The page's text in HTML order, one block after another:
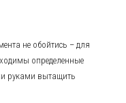
не обойтись – для
определенные
руками вытащить